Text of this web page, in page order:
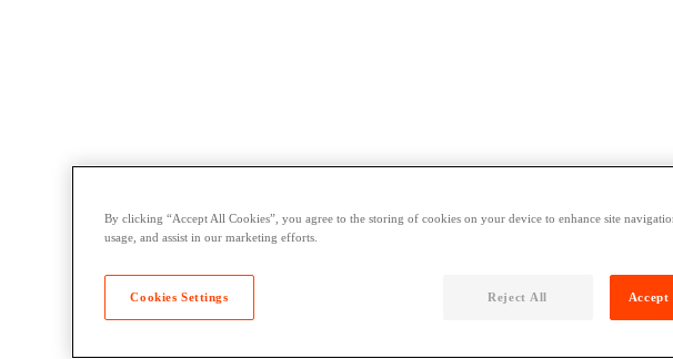
By clicking “Accept All Cookies”, you agree to the storing of cookies on your device to enhance site
usage, and assist in our marketing efforts.
Cookies Settings Reject All Accept